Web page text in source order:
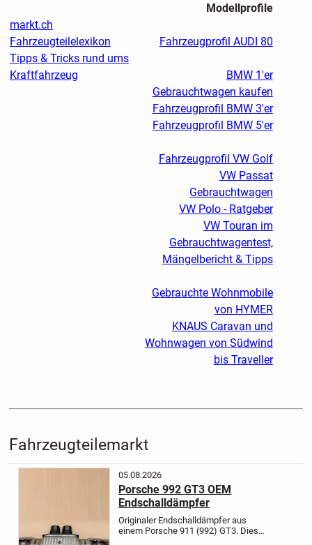
markt.ch
Fahrzeugteilelexikon
Tipps & Tricks rund ums
Kraftfahrzeug
Modellprofile
Fahrzeugprofil AUDI 80
BMW 1'er
Gebrauchtwagen kaufen
Fahrzeugprofil BMW 3'er
Fahrzeugprofil BMW 5'er
Fahrzeugprofil VW Golf
VW Passat
Gebrauchtwagen
VW Polo - Ratgeber
VW Touran im
Gebrauchtwagentest,
Mängelbericht & Tipps
Gebrauchte Wohnmobile
von HYMER
KNAUS Caravan und
Wohnwagen von Südwind
bis Traveller
Fahrzeugteilemarkt
05.08.2026
Porsche 992 GT3 OEM
Endschalldämpfer
Originaler Endschalldämpfer aus
einem Porsche 911 (992) GT3. Dieser